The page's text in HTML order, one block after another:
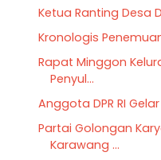
Ketua Ranting Desa
Kronologis
Rapat Minggon
Penyul...
Anggota DPR RI
Partai Golongan
Karawang ...